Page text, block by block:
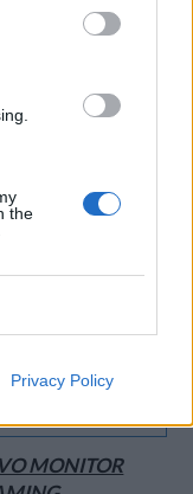
the
Privacy Policy
MONITOR